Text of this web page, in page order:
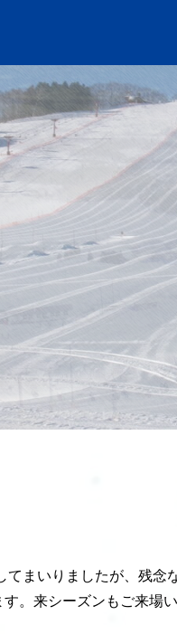
てまいりましたが、残
す。来シーズンもご